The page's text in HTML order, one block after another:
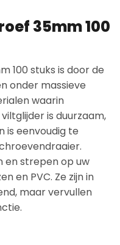
35mm 100
100 stuks is door de
onder massieve
waarin
is duurzaam,
is eenvoudig te
en strepen op uw
en PVC. Ze zijn in
maar vervullen